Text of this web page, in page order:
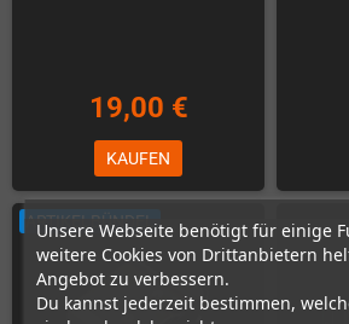
Unsere Webseite benötigt für einige
weitere Cookies von Drittanbietern
Angebot zu verbessern.
Du kannst jederzeit bestimmen,
19,00 €
KAUFEN
ARTIKELBÜNDEL